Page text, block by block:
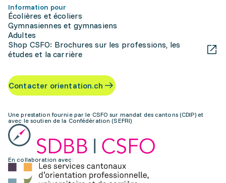
Information pour
Écolières et écoliers
Gymnasiennes et gymnasiens
Adultes
Shop CSFO: Brochures sur les professions, les
études et la carrière
Contacter orientation.ch
Une prestation fournie par le CSFO sur mandat des cantons (CDIP) et
avec le soutien de la Confédération (SEFRI)
En collaboration avec: